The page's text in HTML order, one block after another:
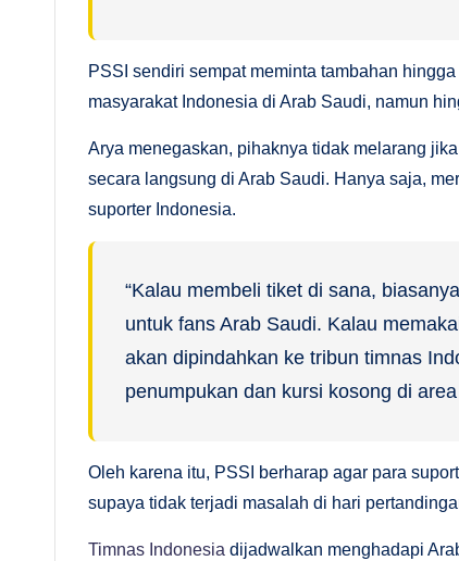
PSSI sendiri sempat meminta tambahan
masyarakat Indonesia di Arab Saudi, namun
Arya menegaskan, pihaknya tidak melarang
secara langsung di Arab Saudi. Hanya saja,
suporter Indonesia.
“Kalau membeli tiket di sana,
untuk fans Arab Saudi. Kalau
akan dipindahkan ke tribun timnas
penumpukan dan kursi kosong di
Oleh karena itu, PSSI berharap agar para
supaya tidak terjadi masalah di hari
Timnas Indonesia dijadwalkan menghadapi